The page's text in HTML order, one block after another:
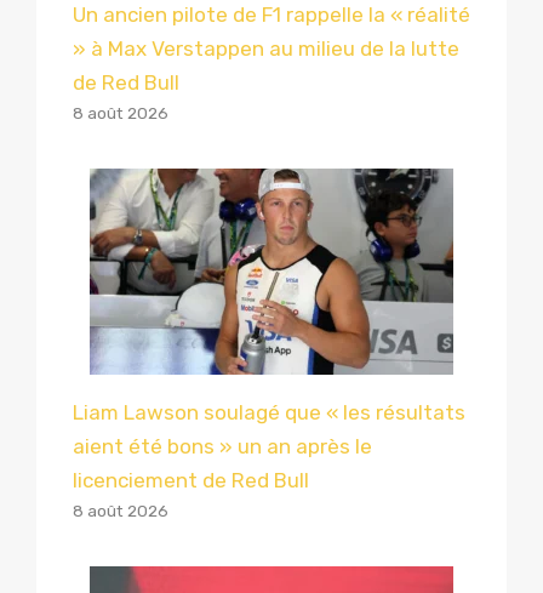
Un ancien pilote de F1 rappelle la « réalité
» à Max Verstappen au milieu de la lutte
de Red Bull
8 août 2026
Liam Lawson soulagé que « les résultats
aient été bons » un an après le
licenciement de Red Bull
8 août 2026